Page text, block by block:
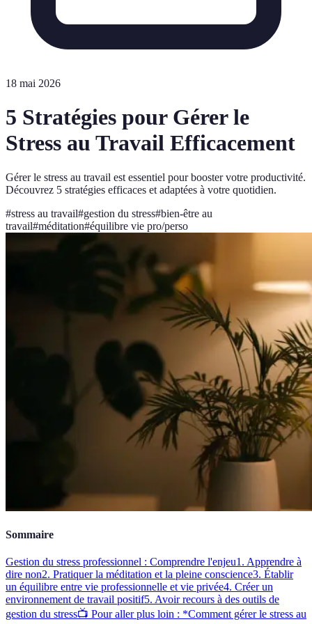
18 mai 2026
5 Stratégies pour Gérer le
Stress au Travail Efficacement
Gérer le stress au travail est essentiel pour booster votre productivité.
Découvrez 5 stratégies efficaces et adaptées à votre quotidien.
#stress au travail#gestion du stress#bien-être au
travail#méditation#équilibre vie pro/perso
Sommaire
Gestion du stress professionnel : Comprendre l'enjeu1. Apprendre à
dire non2. Pratiquer la méditation et la pleine conscience3. Établir
un équilibre entre vie professionnelle et vie privée4. Créer un
environnement de travail positif5. Avoir recours à des outils de
gestion du stress📺 Pour aller plus loin : *Comment gérer le stress au